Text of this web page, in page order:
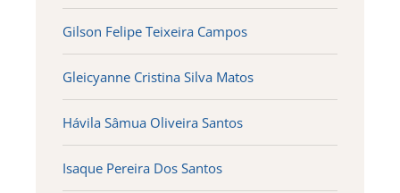
Gilson Felipe Teixeira Campos
Gleicyanne Cristina Silva Matos
Hávila Sâmua Oliveira Santos
Isaque Pereira Dos Santos